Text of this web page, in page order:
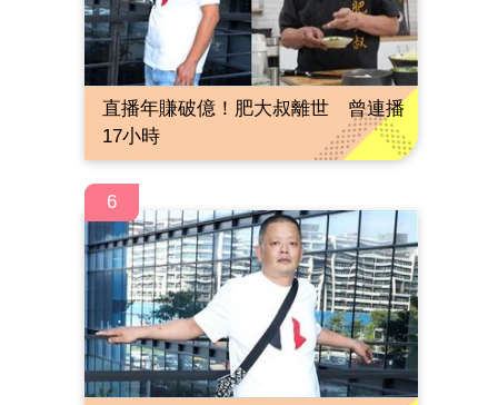
直播年賺破億！肥大叔離世 曾連播
17小時
6